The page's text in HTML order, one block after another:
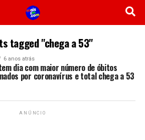
tagged "chega a 53"
6 anos atrás
dia com maior número de óbitos
por coronavírus e total chega a 53
ANÚNCIO